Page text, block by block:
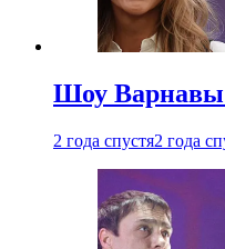
Шоу Варнавы
2 года спустя2 года